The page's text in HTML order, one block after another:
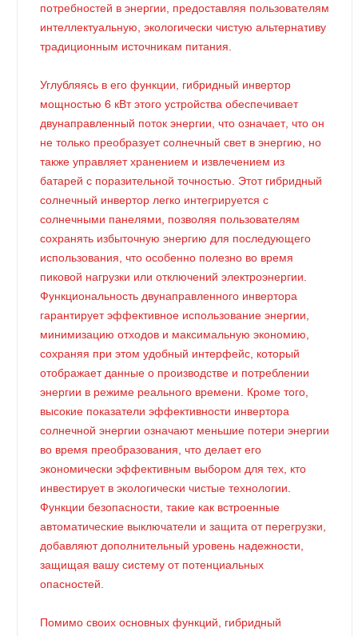
потребностей в энергии, предоставляя пользователям
интеллектуальную, экологически чистую альтернативу
традиционным источникам питания.
Углубляясь в его функции, гибридный инвертор
мощностью 6 кВт этого устройства обеспечивает
двунаправленный поток энергии, что означает, что он
не только преобразует солнечный свет в энергию, но
также управляет хранением и извлечением из
батарей с поразительной точностью. Этот гибридный
солнечный инвертор легко интегрируется с
солнечными панелями, позволяя пользователям
сохранять избыточную энергию для последующего
использования, что особенно полезно во время
пиковой нагрузки или отключений электроэнергии.
Функциональность двунаправленного инвертора
гарантирует эффективное использование энергии,
минимизацию отходов и максимальную экономию,
сохраняя при этом удобный интерфейс, который
отображает данные о производстве и потреблении
энергии в режиме реального времени. Кроме того,
высокие показатели эффективности инвертора
солнечной энергии означают меньшие потери энергии
во время преобразования, что делает его
экономически эффективным выбором для тех, кто
инвестирует в экологически чистые технологии.
Функции безопасности, такие как встроенные
автоматические выключатели и защита от перегрузки,
добавляют дополнительный уровень надежности,
защищая вашу систему от потенциальных
опасностей.
Помимо своих основных функций, гибридный